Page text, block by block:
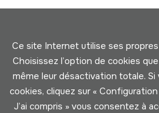
Ce site Internet utilise ses
Choisissez l’option de cookies
même leur désactivation totale.
cookies, cliquez sur «
J’ai compris » vous consentez à